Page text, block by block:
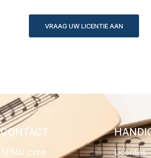
VRAAG UW LICENTIE AAN
CONTACT
SEMU cvba
Licenties